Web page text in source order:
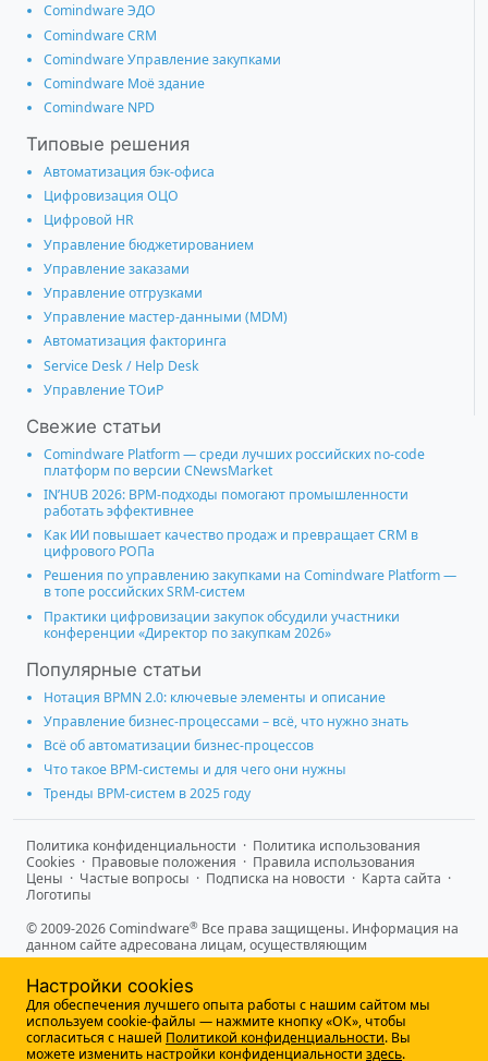
Comindware ЭДО
Comindware CRM
Comindware Управление закупками
Comindware Моё здание
Comindware NPD
Типовые решения
Автоматизация бэк-офиса
Цифровизация ОЦО
Цифровой HR
Управление бюджетированием
Управление заказами
Управление отгрузками
Управление мастер-данными (MDM)
Автоматизация факторинга
Service Desk / Help Desk
Управление ТОиР
Свежие статьи
Comindware Platform — среди лучших российских no-code
платформ по версии CNewsMarket
IN’HUB 2026: BPM-подходы помогают промышленности
работать эффективнее
Как ИИ повышает качество продаж и превращает CRM в
цифрового РОПа
Решения по управлению закупками на Comindware Platform —
в топе российских SRM-систем
Практики цифровизации закупок обсудили участники
конференции «Директор по закупкам 2026»
Популярные статьи
Нотация BPMN 2.0: ключевые элементы и описание
Управление бизнес-процессами – всё, что нужно знать
Всё об автоматизации бизнес-процессов
Что такое BPM-системы и для чего они нужны
Тренды BPM-систем в 2025 году
Политика конфиденциальности · Политика использования
Cookies · Правовые положения · Правила использования
Цены · Частые вопросы · Подписка на новости · Карта сайта ·
Логотипы
© 2009-2026 Comindware® Все права защищены. Информация на
данном сайте адресована лицам, осуществляющим
предпринимательскую деятельность и не является
информацией, предназначенной для публичного ознакомления
потребителей.
Настройки cookies
Для обеспечения лучшего опыта работы с нашим сайтом мы
используем cookie-файлы — нажмите кнопку «ОК», чтобы
согласиться с нашей Политикой конфиденциальности. Вы
можете изменить настройки конфиденциальности здесь.